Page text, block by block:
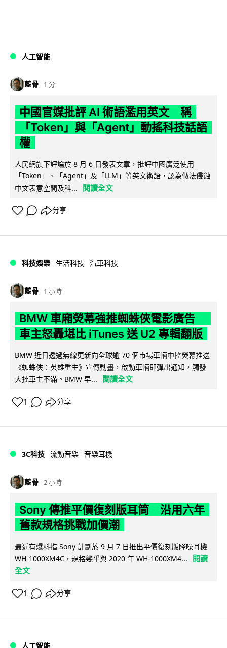
人工智能
藍骨 1 分
中國官媒批評 AI 術語濫用英文 稱
「Token」與「Agent」動搖科技話語
權
人民網旗下評論於 8 月 6 日發表文章，批評中國廣泛使用
「Token」、「Agent」及「LLM」等英文術語，認為做法侵蝕
中文表意空間及科...
閱讀全文
分享
科技娛樂 生活科技 汽車科技
藍骨 1 小時
BMW 車廂熒幕強推蜘蛛俠電影廣告
車主怒轟堪比 iTunes 送 U2 專輯翻版
BMW 近日透過無線更新向全球逾 70 個市場車輛中控熒幕推送
《蜘蛛俠：英雄重生》宣傳動畫，啟動車輛即彈出通知，觸發
大批車主不滿。BMW 早...
閱讀全文
1 分享
3C科技 流動音樂 音樂耳機
藍骨 2 小時
Sony 傳推平價復刻版耳筒 沿用六年
舊款規格挑戰加價潮
最近有爆料指 Sony 計劃於 9 月 7 日推出平價復刻版降噪耳機
WH-1000XM4C，規格幾乎與 2020 年 WH-1000XM4...
閱讀
全文
1 分享
人工智能